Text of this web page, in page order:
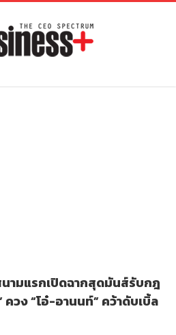
นามแรกเปิดฉากสุดมันส์รับกฎ
ควง “โอ๋-อานนท์” คว้าดับเบิ้ล